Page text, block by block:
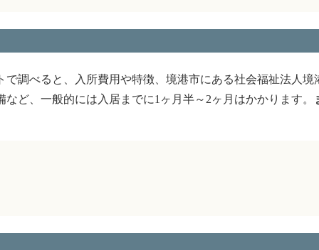
調べると、入所費用や特徴、境港市にある社会福祉法人境
ど、一般的には入居までに1ヶ月半～2ヶ月はかかります。